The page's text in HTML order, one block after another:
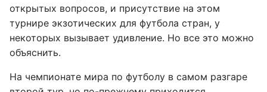
открытых вопросов, и присутствие на этом
турнире экзотических для футбола стран, у
некоторых вызывает удивление. Но все это можно
объяснить.
На чемпионате мира по футболу в самом разгаре